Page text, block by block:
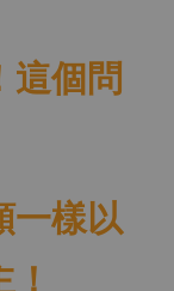
這個問
一樣以